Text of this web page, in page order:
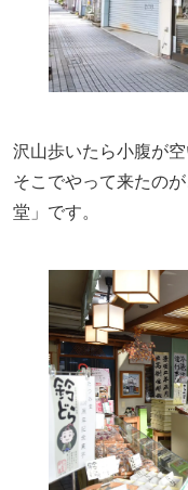
沢山歩いたら小腹が空
そこでやって来たの
堂」です。